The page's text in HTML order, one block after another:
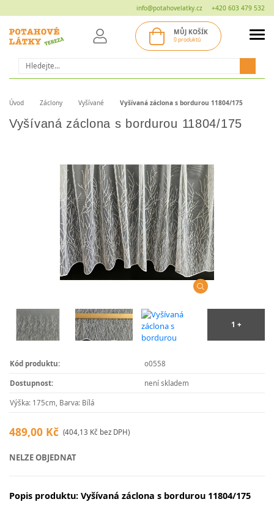
info@potahovelatky.cz +420 603 479 532
Hledat
MŮJ KOŠÍK
0 produktů
Úvod Záclony Vyšívané Vyšívaná záclona s bordurou 11804/175
Vyšívaná záclona s bordurou 11804/175
Kód produktu: o0558
Dostupnost: není skladem
Výška: 175cm, Barva: Bílá
489,00 Kč (404,13 Kč bez DPH)
NELZE OBJEDNAT
Popis produktu: Vyšívaná záclona s bordurou 11804/175